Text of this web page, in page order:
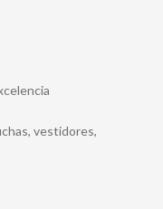
vestidores,